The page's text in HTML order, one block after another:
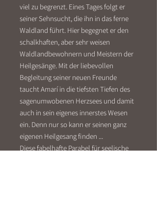
viel zu begrenzt. Eines Tages folgt er
seiner Sehnsucht, die ihn in das ferne
Waldland führt. Hier begegnet er den
schalkhaften, aber sehr weisen
Waldlandbewohnern und Meistern der
Heilgesänge. Mit der liebevollen
Begleitung seiner neuen Freunde
taucht Amarí in die tiefsten Tiefen des
sagenumwobenen Herzsees und damit
auch in sein eigenes innerstes Wesen
ein. Denn nur so kann er seinen ganz
eigenen Heilgesang finden ...
Diese fabelhafte Parabel für seelische